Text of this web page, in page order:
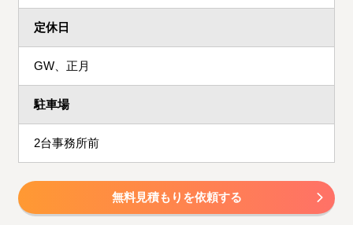
定休日
GW、正月
駐車場
2台事務所前
無料見積もりを依頼する